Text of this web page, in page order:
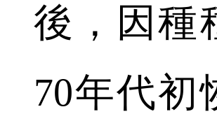
後，因種
70年代初